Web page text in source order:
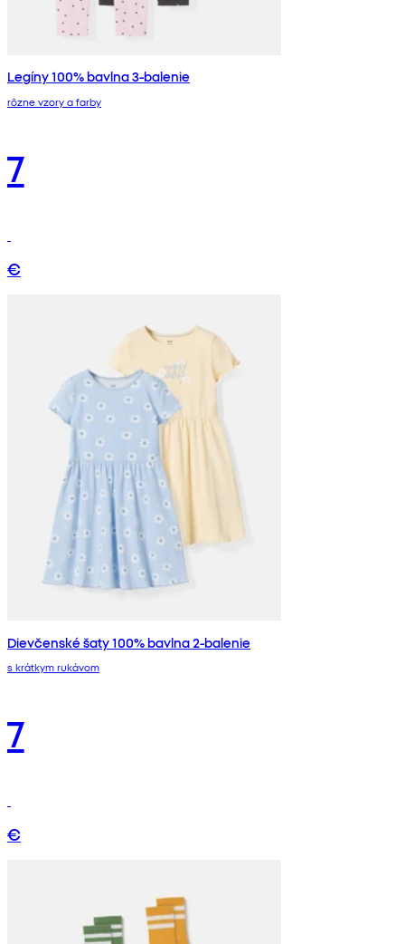
Legíny 100% bavlna 3-balenie
rôzne vzory a farby
7
€
Dievčenské šaty 100% bavlna 2-balenie
s krátkym rukávom
7
€